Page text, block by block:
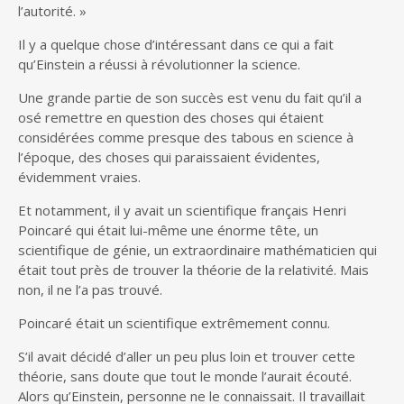
l’autorité. »
Il y a quelque chose d’intéressant dans ce qui a fait
qu’Einstein a réussi à révolutionner la science.
Une grande partie de son succès est venu du fait qu’il a
osé remettre en question des choses qui étaient
considérées comme presque des tabous en science à
l’époque, des choses qui paraissaient évidentes,
évidemment vraies.
Et notamment, il y avait un scientifique français Henri
Poincaré qui était lui-même une énorme tête, un
scientifique de génie, un extraordinaire mathématicien qui
était tout près de trouver la théorie de la relativité. Mais
non, il ne l’a pas trouvé.
Poincaré était un scientifique extrêmement connu.
S’il avait décidé d’aller un peu plus loin et trouver cette
théorie, sans doute que tout le monde l’aurait écouté.
Alors qu’Einstein, personne ne le connaissait. Il travaillait